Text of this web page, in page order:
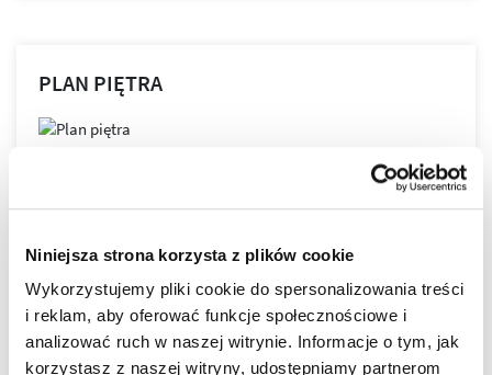
Niniejsza strona korzysta z plików cookie
Wykorzystujemy pliki cookie do spersonalizowania treści
i reklam, aby oferować funkcje społecznościowe i
analizować ruch w naszej witrynie. Informacje o tym, jak
korzystasz z naszej witryny, udostępniamy partnerom
PLAN PIĘTRA
LOKALIZACJA